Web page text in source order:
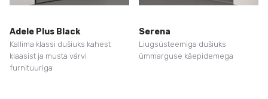
Adele Plus Black
Kallima klassi dušiuks kahest
klaasist ja musta värvi
furnituuriga
Serena
Liugsüsteemiga dušiuks
ümmarguse käepidemega